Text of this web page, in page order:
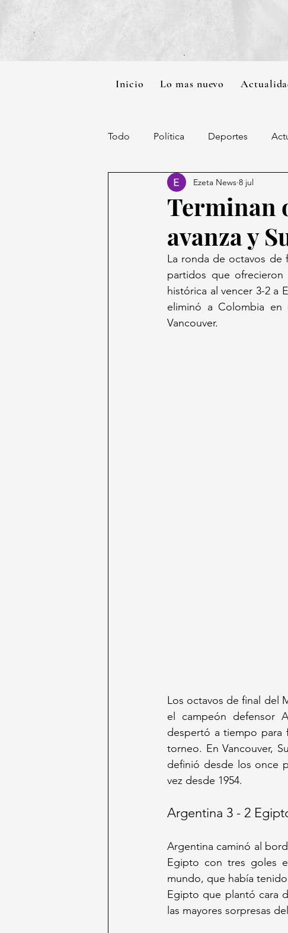
Inicio Lo mas nuevo
Todo Política Deportes
Terminan
avanza y
Ezeta News 8 jul
La ronda de octavos de
partidos que ofrecieron
histórica al vencer 3-2 a
eliminó a Colombia en
Vancouver.
Los octavos de final del
el campeón defensor
despertó a tiempo para
torneo. En Vancouver,
definió desde los once
vez desde 1954.
Argentina 3 - 2
Argentina caminó al
Egipto con tres goles
mundo, que había
Egipto que plantó cara
las mayores sorpresas